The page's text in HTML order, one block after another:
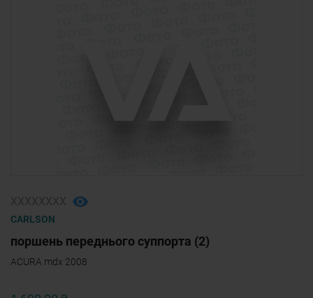
CARLSON
поршень переднього суппорта (2)
ACURA mdx 2008